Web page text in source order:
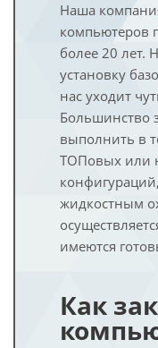
Наша
компьютеров
более 20 лет.
установку
нас уходит
Большинство
выполнить в
ТОПовых или
жидкостным
имеются
Как